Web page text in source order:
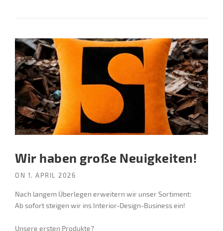
Wir haben große Neuigkeiten!
ON 1. APRIL 2026
Nach langem Überlegen erweitern wir unser Sortiment:
Ab sofort steigen wir ins Interior-Design-Business ein!
Unsere ersten Produkte?